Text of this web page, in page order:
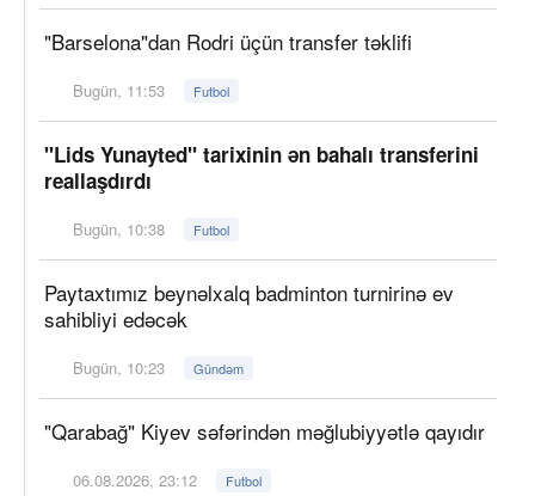
"Barselona"dan Rodri üçün transfer təklifi
Bugün, 11:53 Futbol
"Lids Yunayted" tarixinin ən bahalı transferini
reallaşdırdı
Bugün, 10:38 Futbol
Paytaxtımız beynəlxalq badminton turnirinə ev
sahibliyi edəcək
Bugün, 10:23 Gündəm
"Qarabağ" Kiyev səfərindən məğlubiyyətlə qayıdır
06.08.2026, 23:12 Futbol